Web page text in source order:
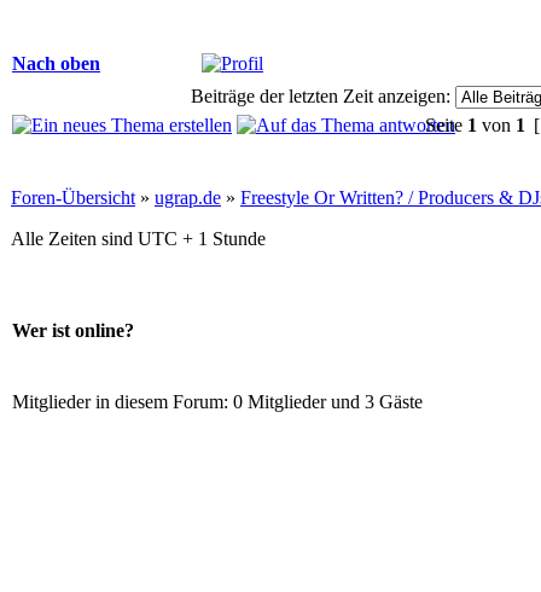
Nach oben
Beiträge der letzten Zeit anzeigen:
Seite 1 von 1
Foren-Übersicht » ugrap.de » Freestyle Or Written? / Producers &
Alle Zeiten sind UTC + 1 Stunde
Wer ist online?
Mitglieder in diesem Forum: 0 Mitglieder und 3 Gäste